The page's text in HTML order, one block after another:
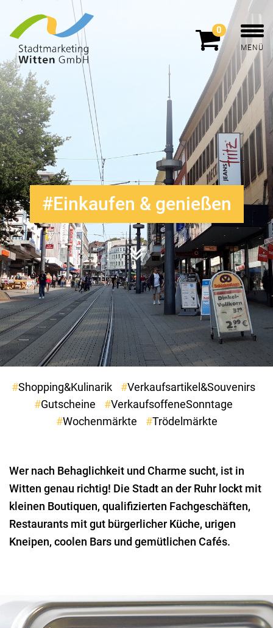
0
MENÜ
Einkaufen & genießen
Shopping&Kulinarik
Verkaufsartikel&Souvenirs
Gutscheine
VerkaufsoffeneSonntage
Wochenmärkte
Trödelmärkte
Wer nach Behaglichkeit und Charme sucht, ist in
Witten genau richtig! Die Stadt an der Ruhr lockt mit
kleinen Boutiquen, qualifizierten Fachgeschäften,
Restaurants mit gut bürgerlicher Küche, urigen
Kneipen, coolen Bars und gemütlichen Cafés.